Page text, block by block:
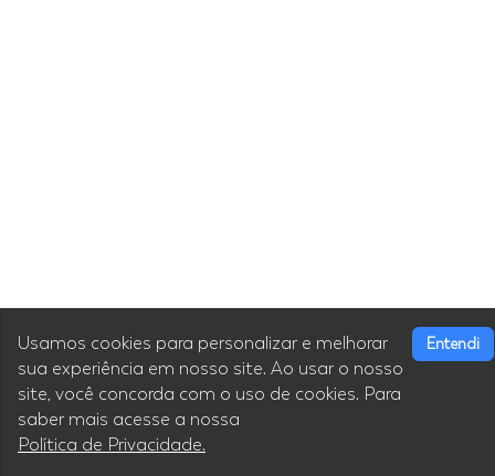
Usamos cookies para personalizar e melhorar
sua experiência em nosso site. Ao usar o nosso
site, você concorda com o uso de cookies. Para
saber mais acesse a nossa
Política de Privacidade.
Entendi